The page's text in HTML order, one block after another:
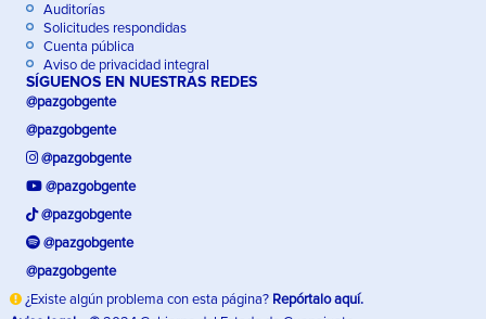
Auditorías
Solicitudes respondidas
Cuenta pública
Aviso de privacidad integral
SÍGUENOS EN NUESTRAS REDES
@pazgobgente
@pazgobgente
@pazgobgente
@pazgobgente
@pazgobgente
@pazgobgente
@pazgobgente
¿Existe algún problema con esta página? Repórtalo aquí.